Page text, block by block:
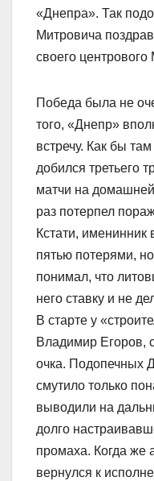
«Днепра». Так
Митровича
своего
Победа была не
того, «Днепр»
встречу. Как бы
добился третьего
матчи на
раз потерпел
Кстати, именинник
пятью потерями,
понимал, что
него ставку и не
В старте у
Владимир Егоров,
очка. Подопечных
смутило только
выводили на
долго
промаха. Когда же
вернулся к